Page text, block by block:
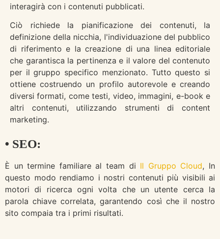
interagirà con i contenuti pubblicati.
Ciò richiede la pianificazione dei contenuti, la
definizione della nicchia, l'individuazione del pubblico
di riferimento e la creazione di una linea editoriale
che garantisca la pertinenza e il valore del contenuto
per il gruppo specifico menzionato. Tutto questo si
ottiene costruendo un profilo autorevole e creando
diversi formati, come testi, video, immagini, e-book e
altri contenuti, utilizzando strumenti di content
marketing.
• SEO:
È un termine familiare al team di Il Gruppo Cloud, In
questo modo rendiamo i nostri contenuti più visibili ai
motori di ricerca ogni volta che un utente cerca la
parola chiave correlata, garantendo così che il nostro
sito compaia tra i primi risultati.